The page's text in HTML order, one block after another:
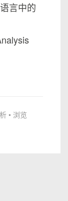
言中的
• 浏览